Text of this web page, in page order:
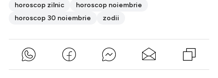
horoscop zilnic
horoscop noiembrie
horoscop 30 noiembrie
zodii